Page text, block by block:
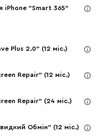
iPhone "Smart 365"
Plus 2.0" (12 міс.)
Repair" (12 міс.)
Repair" (24 міс.)
Обмін" (12 міс.)